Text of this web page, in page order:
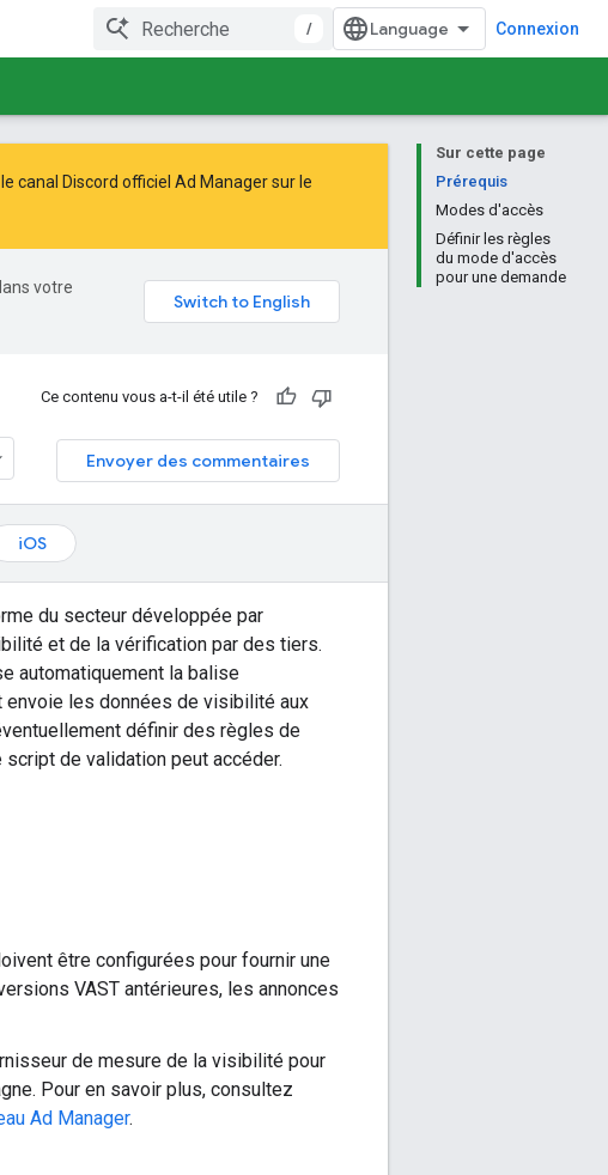
/ Connexion
Sur cette page
Prérequis
Modes d'accès
Définir les règles
du mode d'accès
pour une demande
canal Discord officiel Ad Manager sur le
votre
Ce contenu vous a-t-il été utile ?
Envoyer des commentaires
iOS
du secteur développée par
et de la vérification par des tiers.
automatiquement la balise
les données de visibilité aux
définir des règles de
de validation peut accéder.
être configurées pour fournir une
VAST antérieures, les annonces
de mesure de la visibilité pour
Pour en savoir plus, consultez
Ad Manager.